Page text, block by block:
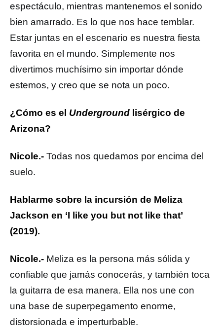
espectáculo, mientras mantenemos el sonido
bien amarrado. Es lo que nos hace temblar.
Estar juntas en el escenario es nuestra fiesta
favorita en el mundo. Simplemente nos
divertimos muchísimo sin importar dónde
estemos, y creo que se nota un poco.
¿Cómo es el Underground lisérgico de
Arizona?
Nicole.- Todas nos quedamos por encima del
suelo.
Hablarme sobre la incursión de Meliza
Jackson en ‘I like you but not like that’
(2019).
Nicole.- Meliza es la persona más sólida y
confiable que jamás conocerás, y también toca
la guitarra de esa manera. Ella nos une con
una base de superpegamento enorme,
distorsionada e imperturbable.